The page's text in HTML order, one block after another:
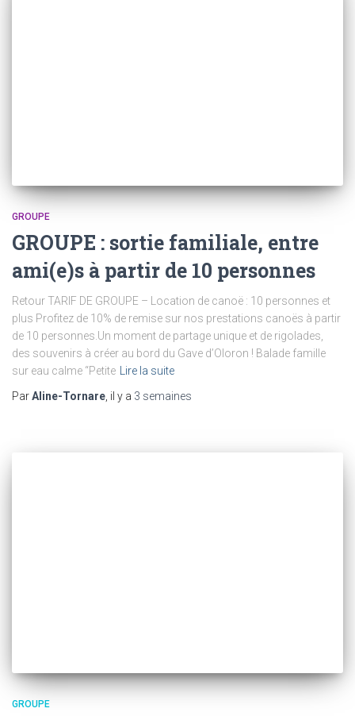
GROUPE
GROUPE : sortie familiale, entre
ami(e)s à partir de 10 personnes
Retour TARIF DE GROUPE – Location de canoë : 10 personnes et
plus Profitez de 10% de remise sur nos prestations canoës à partir
de 10 personnes.Un moment de partage unique et de rigolades,
des souvenirs à créer au bord du Gave d’Oloron ! Balade famille
sur eau calme “Petite
Lire la suite
ParAline-Tornare , il y a 3 semaines
GROUPE